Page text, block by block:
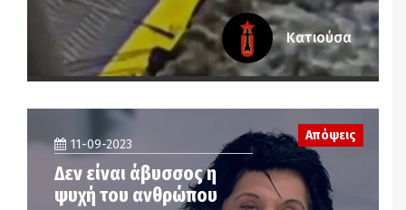
Κατιούσα
11-09-2023
Δεν είναι άβυσσος η
ψυχή του ανθρώπου
Απόψεις